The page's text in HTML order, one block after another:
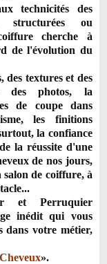
technicités des
structurées ou
cherche à
de l'évolution du
des textures et des
des
photos, la
de coupe dans
les finitions
la confiance
la réussite d'une
de nos jours,
salon de coiffure, à
et Perruquier
inédit qui vous
dans votre métier,
».